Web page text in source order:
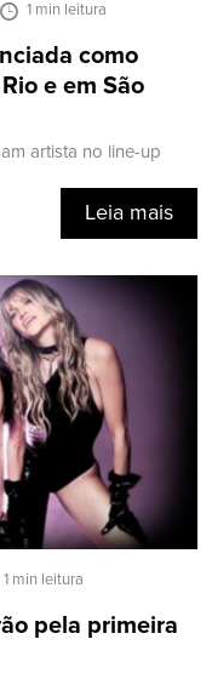
1 min leitura
como
e em São
artista no line-up
Leia mais
1 min leitura
pela primeira